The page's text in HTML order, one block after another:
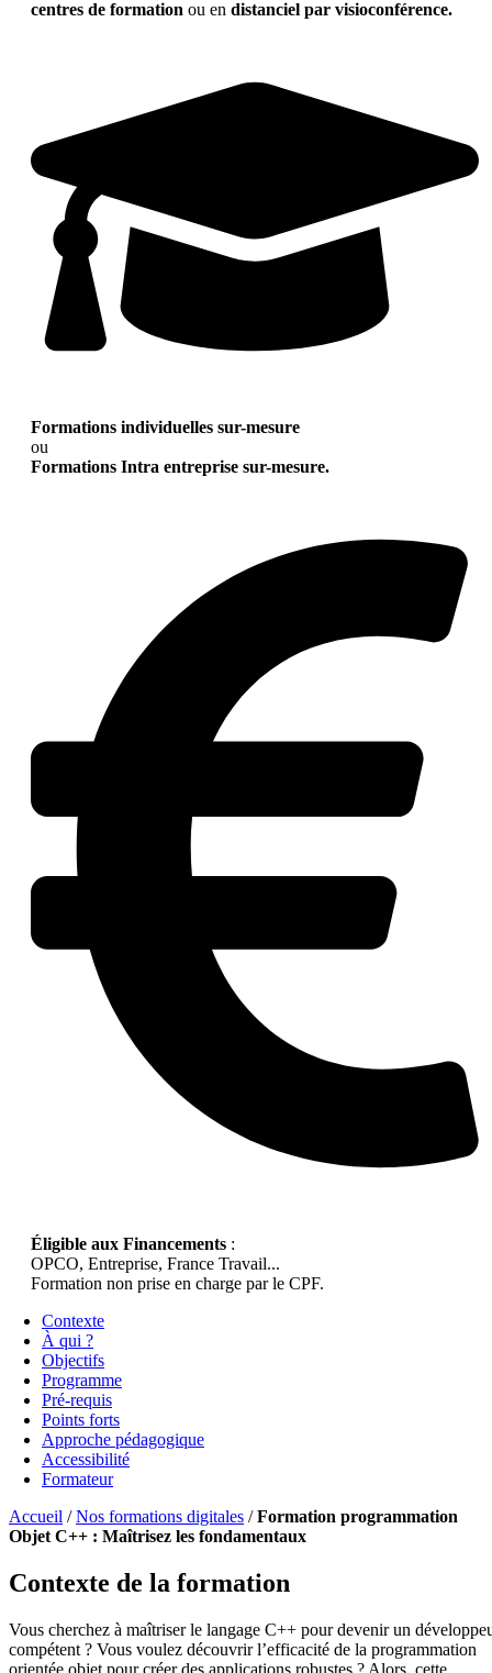
centres de formation ou en distanciel par visioconférence.
Formations individuelles sur-mesure
ou
Formations Intra entreprise sur-mesure.
Éligible aux Financements :
OPCO, Entreprise, France Travail...
Formation non prise en charge par le CPF.
Contexte
À qui ?
Objectifs
Programme
Pré-requis
Points forts
Approche pédagogique
Accessibilité
Formateur
Accueil /Nos formations digitales /Formation programmation
Objet C++ : Maîtrisez les fondamentaux
Contexte de la formation
Vous cherchez à maîtriser le langage C++ pour devenir un
compétent ? Vous voulez découvrir l’efficacité de la programmation
orientée objet pour créer des applications robustes ? Alors, cette